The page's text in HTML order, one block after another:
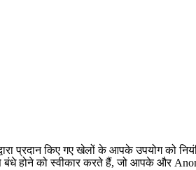
प्रदान किए गए खेलों के आपके उपयोग को
होने को स्वीकार करते हैं, जो आपके और